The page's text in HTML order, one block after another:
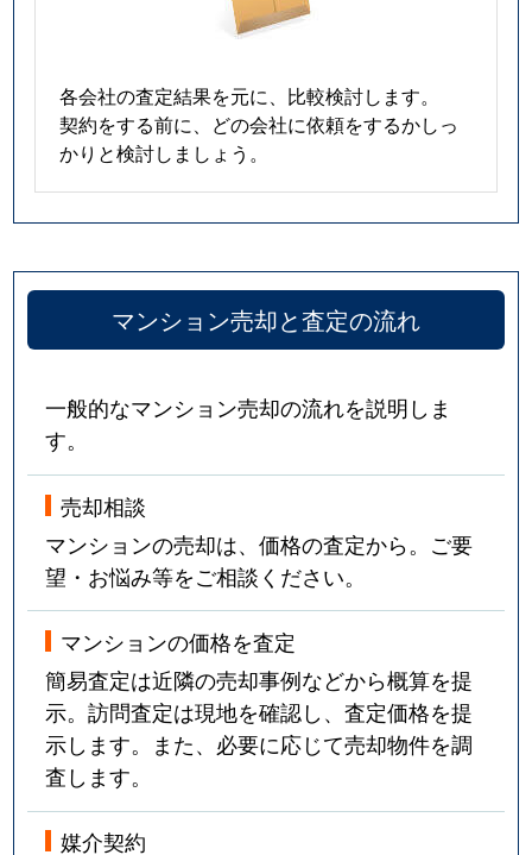
各会社の査定結果を元に、比較検討します。
契約をする前に、どの会社に依頼をするかしっ
かりと検討しましょう。
マンション売却と査定の流れ
一般的なマンション売却の流れを説明しま
す。
売却相談
マンションの売却は、価格の査定から。ご要
望・お悩み等をご相談ください。
マンションの価格を査定
簡易査定は近隣の売却事例などから概算を提
示。訪問査定は現地を確認し、査定価格を提
示します。また、必要に応じて売却物件を調
査します。
媒介契約